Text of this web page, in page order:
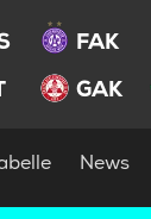
FAK
GAK
News